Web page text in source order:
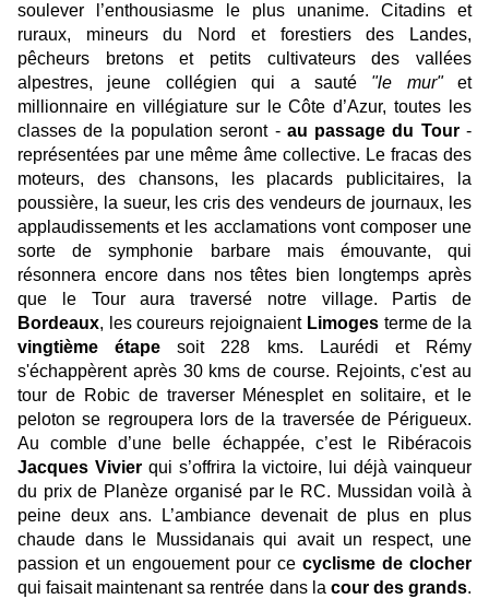
soulever l’enthousiasme le plus unanime. Citadins et
ruraux, mineurs du Nord et forestiers des Landes,
pêcheurs bretons et petits cultivateurs des vallées
alpestres, jeune collégien qui a sauté "le mur" et
millionnaire en villégiature sur le Côte d’Azur, toutes les
classes de la population seront - au passage du Tour-
représentées par une même âme collective. Le fracas des
moteurs, des chansons, les placards publicitaires, la
poussière, la sueur, les cris des vendeurs de journaux, les
applaudissements et les acclamations vont composer une
sorte de symphonie barbare mais émouvante, qui
résonnera encore dans nos têtes bien longtemps après
que le Tour aura traversé notre village. Partis de
Bordeaux, les coureurs rejoignaient Limogesterme de la
vingtième étape soit 228 kms. Laurédi et Rémy
s'échappèrent après 30 kms de course. Rejoints, c'est au
tour de Robic de traverser Ménesplet en solitaire, et le
peloton se regroupera lors de la traversée de Périgueux.
Au comble d’une belle échappée, c’est le Ribéracois
Jacques Vivier qui s’offrira la victoire, lui déjà vainqueur
du prix de Planèze organisé par le RC. Mussidan voilà à
peine deux ans. L’ambiance devenait de plus en plus
chaude dans le Mussidanais qui avait un respect, une
passion et un engouement pour ce cyclisme de clocher
qui faisait maintenant sa rentrée dans la cour des grands.